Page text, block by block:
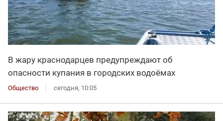
В жару краснодарцев предупреждают об
опасности купания в городских водоёмах
Общество сегодня, 10:05